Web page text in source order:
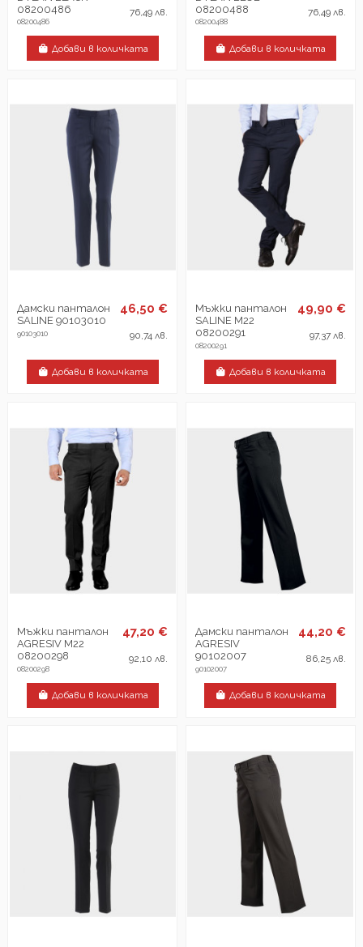
08200486
08200486
76,49 лв.
Добави в количката
08200488
08200488
76,49 лв.
Добави в количката
Дамски панталон
SALINE 90103010
90103010
46,50 €
90,74 лв.
Добави в количката
Мъжки панталон
SALINE M22
08200291
08200291
49,90 €
97,37 лв.
Добави в количката
Мъжки панталон
AGRESIV M22
08200298
08200298
47,20 €
92,10 лв.
Добави в количката
Дамски панталон
AGRESIV
90102007
90102007
44,20 €
86,25 лв.
Добави в количката